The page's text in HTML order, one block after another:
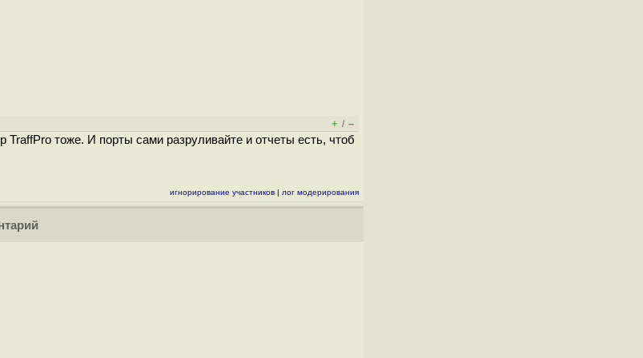
+ / –
тоже. И порты сами разруливайте и отчеты есть, чтоб
игнорирование участников | лог модерирования